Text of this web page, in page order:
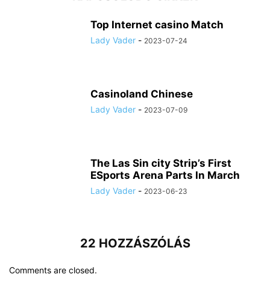
Top Internet casino Match
Lady Vader - 2023-07-24
Casinoland Chinese
Lady Vader - 2023-07-09
The Las Sin city Strip’s First
ESports Arena Parts In March
Lady Vader - 2023-06-23
22 HOZZÁSZÓLÁS
Comments are closed.